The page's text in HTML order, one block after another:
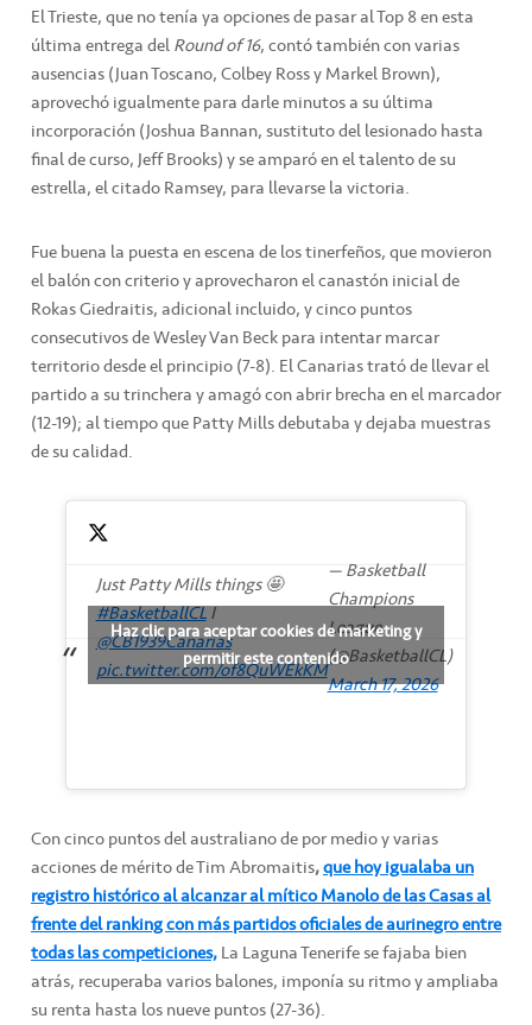
El Trieste, que no tenía ya opciones de pasar al Top 8 en esta
última entrega delRound of 16, contó también con varias
ausencias (Juan Toscano, Colbey Ross y Markel Brown),
aprovechó igualmente para darle minutos a su última
incorporación (Joshua Bannan, sustituto del lesionado hasta
final de curso, Jeff Brooks) y se amparó en el talento de su
estrella, el citado Ramsey, para llevarse la victoria.
Fue buena la puesta en escena de los tinerfeños, que movieron
el balón con criterio y aprovecharon el canastón inicial de
Rokas Giedraitis, adicional incluido, y cinco puntos
consecutivos de Wesley Van Beck para intentar marcar
territorio desde el principio (7-8). El Canarias trató de llevar el
partido a su trinchera y amagó con abrir brecha en el marcador
(12-19); al tiempo que Patty Mills debutaba y dejaba muestras
de su calidad.
Just Patty Mills things 🤩
#BasketballCLI
@CB1939Canarias
pic.twitter.com/of8QuWEkKM
— Basketball
Champions
League
(@BasketballCL)
March 17, 2026
Haz clic para aceptar cookies de marketing y
permitir este contenido
Con cinco puntos del australiano de por medio y varias
acciones de mérito de Tim Abromaitis,que hoy igualaba un
registro histórico al alcanzar al mítico Manolo de las Casas al
frente del ranking con más partidos oficiales de aurinegro entre
todas las competiciones,La Laguna Tenerife se fajaba bien
atrás, recuperaba varios balones, imponía su ritmo y ampliaba
su renta hasta los nueve puntos (27-36).